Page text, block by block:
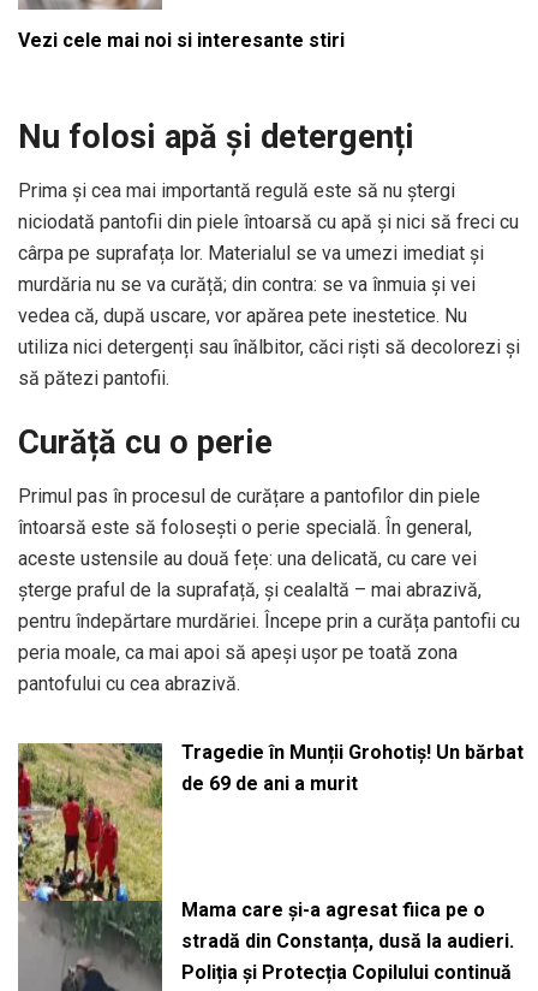
Vezi cele mai noi si interesante stiri
Nu folosi apă și detergenți
Prima și cea mai importantă regulă este să nu ștergi
niciodată pantofii din piele întoarsă cu apă și nici să freci cu
cârpa pe suprafața lor. Materialul se va umezi imediat și
murdăria nu se va curăță; din contra: se va înmuia și vei
vedea că, după uscare, vor apărea pete inestetice. Nu
utiliza nici detergenți sau înălbitor, căci riști să decolorezi și
să pătezi pantofii.
Curăță cu o perie
Primul pas în procesul de curățare a pantofilor din piele
întoarsă este să folosești o perie specială. În general,
aceste ustensile au două fețe: una delicată, cu care vei
șterge praful de la suprafață, și cealaltă – mai abrazivă,
pentru îndepărtare murdăriei. Începe prin a curăța pantofii cu
peria moale, ca mai apoi să apeși ușor pe toată zona
pantofului cu cea abrazivă.
Tragedie în Munții Grohotiș! Un bărbat
de 69 de ani a murit
Mama care și-a agresat fiica pe o
stradă din Constanța, dusă la audieri.
Poliția și Protecția Copilului continuă